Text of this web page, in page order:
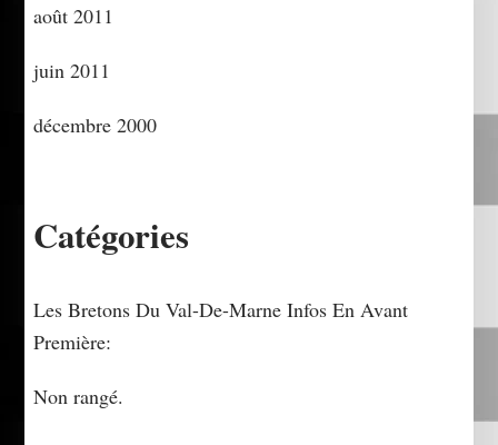
août 2011
juin 2011
décembre 2000
Catégories
Les Bretons Du Val-De-Marne Infos En Avant
Première:
Non rangé.